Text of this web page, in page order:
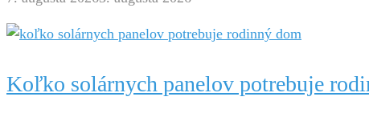
Koľko solárnych panelov potrebuje